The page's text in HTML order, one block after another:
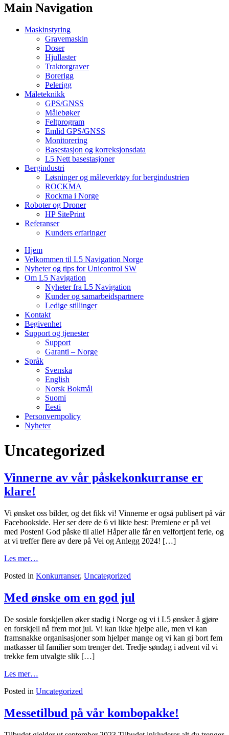
Main Navigation
Maskinstyring
Gravemaskin
Doser
Hjullaster
Traktorgraver
Borerigg
Pelerigg
Måleteknikk
GPS/GNSS
Målebøker
Feltprogram
Emlid GPS/GNSS
Monitorering
Basestasjon og korreksjonsdata
L5 Nett basestasjoner
Bergindustri
Løsninger og måleverktøy for bergindustrien
ROCKMA
Rockma i Norge
Roboter og Droner
HP SitePrint
Referanser
Kunders erfaringer
Hjem
Velkommen til L5 Navigation Norge
Nyheter og tips for Unicontrol SW
Om L5 Navigation
Nyheter fra L5 Navigation
Kunder og samarbeidspartnere
Ledige stillinger
Kontakt
Begivenhet
Support og tjenester
Support
Garanti – Norge
Språk
Svenska
English
Norsk Bokmål
Suomi
Eesti
Personvernpolicy
Nyheter
Uncategorized
Vinnerne av vår påskekonkurranse er
klare!
Vi ønsket oss bilder, og det fikk vi! Vinnerne er også publisert på vår
Facebookside. Her ser dere de 6 vi likte best: Premiene er på vei
med Posten! God påske til alle! Håper alle får en velfortjent ferie, og
at vi treffer flere av dere på Vei og Anlegg 2024! […]
Les mer…
Posted in Konkurranser, Uncategorized
Med ønske om en god jul
De sosiale forskjellen øker stadig i Norge og vi i L5 ønsker å gjøre
en forskjell nå frem mot jul. Vi kan ikke hjelpe alle, men vi kan
framsnakke organisasjoner som hjelper mange og vi kan gi bort fem
matkasser til familier som trenger det. Tredje søndag i advent vil vi
trekke fem utvalgte slik […]
Les mer…
Posted in Uncategorized
Messetilbud på vår kombopakke!